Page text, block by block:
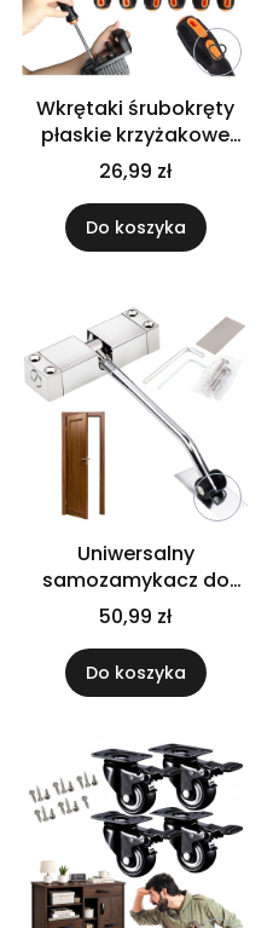
Wkrętaki śrubokręty
płaskie krzyżakowe
wielofunkcyjne solidne
zestaw 6 szt
26,99 zł
Do koszyka
Uniwersalny
samozamykacz do
drzwi funkcjonalny
zamykacz drzwiowy
srebrny
50,99 zł
Do koszyka